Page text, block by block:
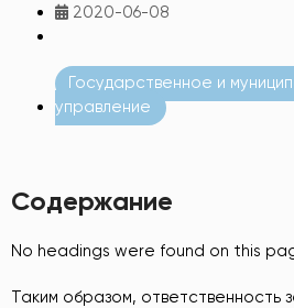
2020-06-08
Государственное и
управление
Содержание
No headings were found on this
Таким образом, ответственность